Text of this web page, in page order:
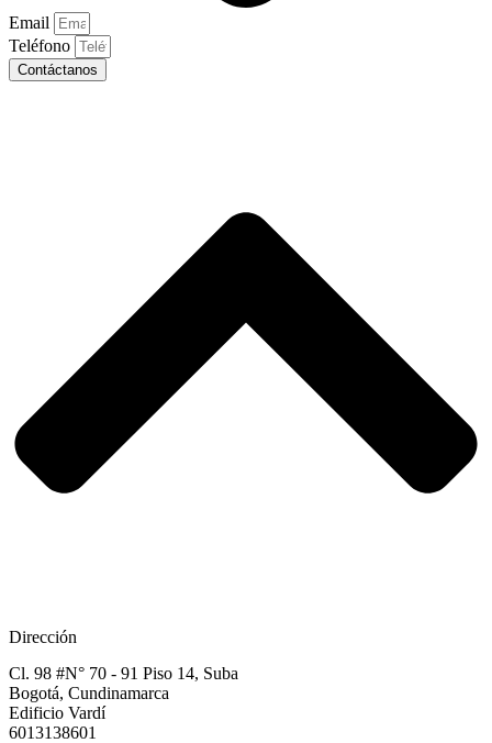
Email
Teléfono
Contáctanos
Dirección
Cl. 98 #N° 70 - 91 Piso 14, Suba
Bogotá, Cundinamarca​
Edificio Vardí​
6013138601